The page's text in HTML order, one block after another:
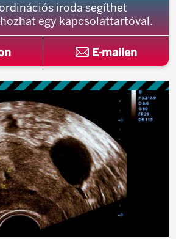
iroda segíthet
egy kapcsolattartóval.
E-mailen